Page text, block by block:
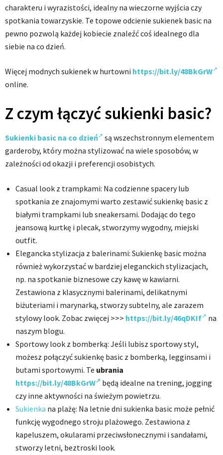
charakteru i wyrazistości, idealny na wieczorne wyjścia czy
spotkania towarzyskie. Te topowe odcienie sukienek basic na
pewno pozwolą każdej kobiecie znaleźć coś idealnego dla
siebie na co dzień.
Więcej modnych sukienek w hurtowni https://bit.ly/48BkGrW
online.
Z czym łączyć sukienki basic?
Sukienki basic na co dzień
są wszechstronnym elementem
garderoby, który można stylizować na wiele sposobów, w
zależności od okazji i preferencji osobistych.
Casual look z trampkami: Na codzienne spacery lub
spotkania ze znajomymi warto zestawić sukienkę basic z
białymi trampkami lub sneakersami. Dodając do tego
jeansową kurtkę i plecak, stworzymy wygodny, miejski
outfit.
Elegancka stylizacja z balerinami: Sukienkę basic można
również wykorzystać w bardziej eleganckich stylizacjach,
np. na spotkanie biznesowe czy kawę w kawiarni.
Zestawiona z klasycznymi balerinami, delikatnymi
biżuteriami i marynarką, stworzy subtelny, ale zarazem
stylowy look. Zobac zwięcej >>> https://bit.ly/46qDKIf
na
naszym blogu.
Sportowy look z bomberką: Jeśli lubisz sportowy styl,
możesz połączyć sukienkę basic z bomberką, legginsami i
butami sportowymi. Te ubrania
https://bit.ly/48BkGrW
będą idealne na trening, jogging
czy inne aktywności na świeżym powietrzu.
Sukienka na plażę: Na letnie dni sukienka basic może pełnić
funkcję wygodnego stroju plażowego. Zestawiona z
kapeluszem, okularami przeciwsłonecznymi i sandałami,
stworzy letni, beztroski look.